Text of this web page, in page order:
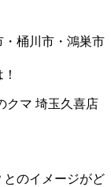
桶川市・鴻巣市
クマ 埼玉久喜店
のイメージがど